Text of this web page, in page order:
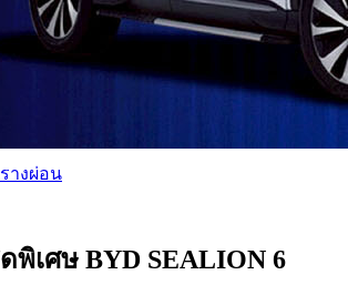
างผ่อน
พิเศษ BYD SEALION 6